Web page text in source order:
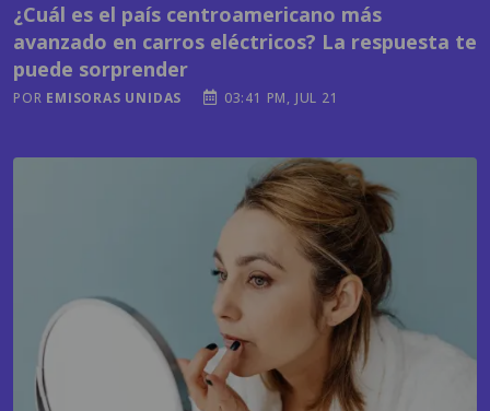
¿Cuál es el país centroamericano más
avanzado en carros eléctricos? La respuesta te
puede sorprender
POR EMISORAS UNIDAS 03:41 PM, JUL 21